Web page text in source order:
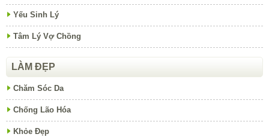
Yếu Sinh Lý
Tâm Lý Vợ Chồng
LÀM ĐẸP
Chăm Sóc Da
Chống Lão Hóa
Khỏe Đẹp